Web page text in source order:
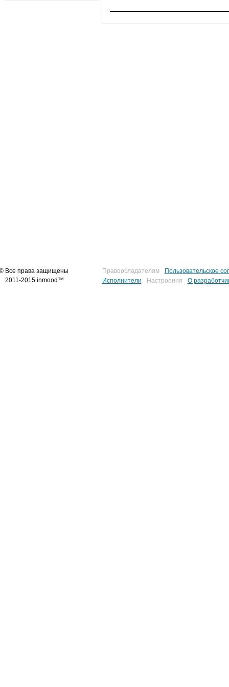
Все права защищены
2011-2015 inmood™
Правообладателям
Пользовательское
Исполнители
Настроения О